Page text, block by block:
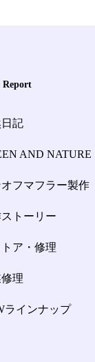
Report
記
AND NATURE
オフマフラー製作
トーリー
トア・修理
理
ラインナップ